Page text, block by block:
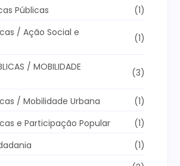
Públicas
(1)
/ Ação Social e
(1)
/ MOBILIDADE
(3)
/ Mobilidade Urbana
(1)
e Participação Popular
(1)
(1)